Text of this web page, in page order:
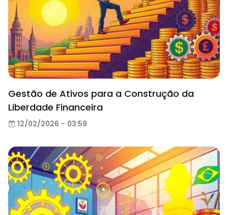
Gestão de Ativos para a Construção da
Liberdade Financeira
12/02/2026 - 03:59